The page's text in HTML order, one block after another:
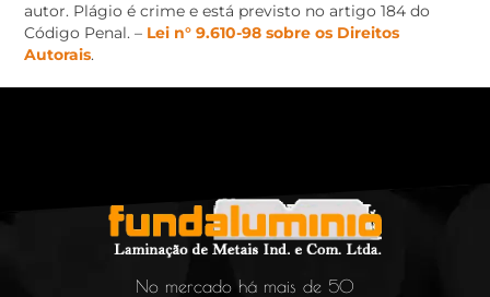
autor. Plágio é crime e está previsto no artigo 184 do
Código Penal. – Lei n° 9.610-98 sobre os Direitos
Autorais.
No mercado há mais de 50